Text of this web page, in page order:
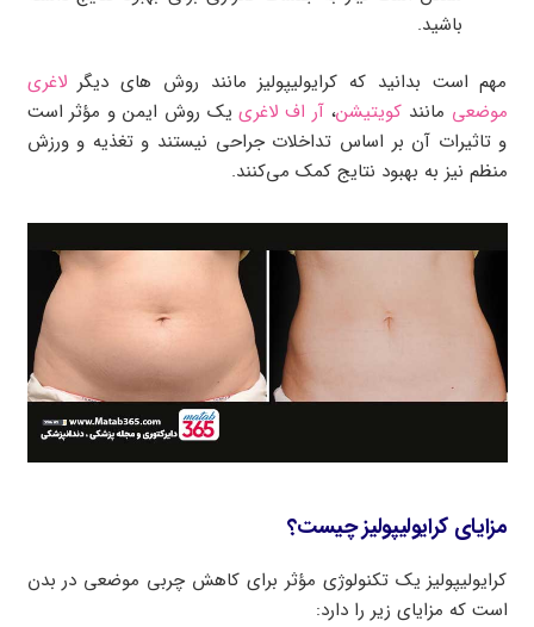
باشید.
مهم است بدانید که کرایولیپولیز مانند روش های دیگرلاغری
موضعی مانندکویتیشن، آر اف لاغرییک روش ایمن و مؤثر است
و تاثیرات آن بر اساس تداخلات جراحی نیستند و تغذیه و ورزش
منظم نیز به بهبود نتایج کمک می‌کنند.
مزایای کرایولیپولیز چیست؟
کرایولیپولیز یک تکنولوژی مؤثر برای کاهش چربی موضعی در بدن
است که مزایای زیر را دارد: